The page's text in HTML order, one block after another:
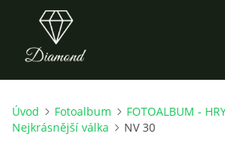
ÚVOD
Úvod Fotoalbum
FOTOALBUM -
Nejkrásnější válka
NV 30